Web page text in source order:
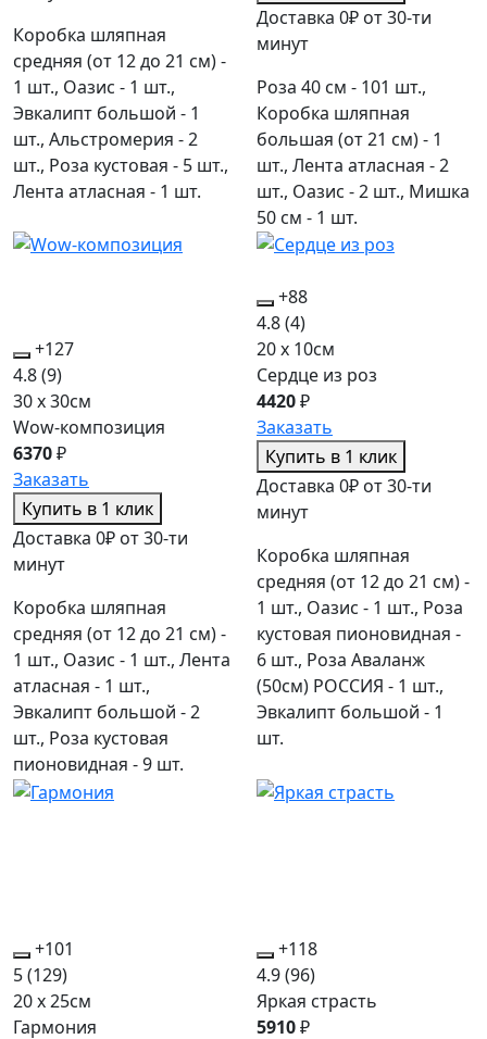
Коробка шляпная
средняя (от 12 до 21 см) -
1 шт., Оазис - 1 шт.,
Эвкалипт большой - 1
шт., Альстромерия - 2
шт., Роза кустовая - 5 шт.,
Лента атласная - 1 шт.
Доставка 0₽ от 30-ти
минут
Роза 40 см - 101 шт.,
Коробка шляпная
большая (от 21 см) - 1
шт., Лента атласная - 2
шт., Оазис - 2 шт., Мишка
50 см - 1 шт.
+127
4.8(9)
30 x 30см
Wow-композиция
6370₽
Заказать
Купить в 1 клик
Доставка 0₽ от 30-ти
минут
Коробка шляпная
средняя (от 12 до 21 см) -
1 шт., Оазис - 1 шт., Лента
атласная - 1 шт.,
Эвкалипт большой - 2
шт., Роза кустовая
пионовидная - 9 шт.
+88
4.8(4)
20 x 10см
Сердце из роз
4420₽
Заказать
Купить в 1 клик
Доставка 0₽ от 30-ти
минут
Коробка шляпная
средняя (от 12 до 21 см) -
1 шт., Оазис - 1 шт., Роза
кустовая пионовидная -
6 шт., Роза Аваланж
(50см) РОССИЯ - 1 шт.,
Эвкалипт большой - 1
шт.
+101
5(129)
20 x 25см
Гармония
+118
4.9(96)
Яркая страсть
5910₽